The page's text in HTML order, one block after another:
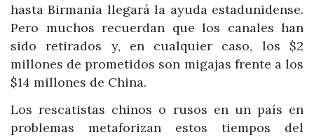
hasta Birmania llegará la ayuda estadunidense.
Pero muchos recuerdan que los canales han
sido retirados y, en cualquier caso, los $2
millones de prometidos son migajas frente a los
$14 millones de China.
Los rescatistas chinos o rusos en un país en
problemas metaforizan estos tiempos del